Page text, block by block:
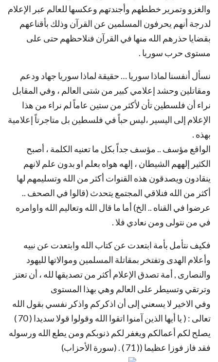
والغزو وتمرير خططهم وأجندتهم وعكسها للعالم عبر الإعلام
لدرجة أنهم يحرفون المسلمين عن القرآن وذلك بأقناعهم
بقضايا حذرهم الله منها في القرآن فنلاحظهم حتى على
مستوى حرب سوريا .
نسأل أنفسنا لماذا سوريا … حقيقة لماذا سوريا جهاد ودعم
ومقاتلين وحشد إعلامي كبير من شتى العالم ، وفي المقابل
نراء أن فلسطين تأن لأكثر من ستين عاماً لم نراء من هذا
الإعلام إلى اليسير ،ليس حباً في فلسطين بل متاجرتاً إعلامية
بهذه .
الواقع مؤسف .. مؤسف جداً بكل ما تعنيه الكلمة ، أصبح
الكثير إلههم الشيطان ، إلهه هواه بعلم او بدون علم لانهم
ينقادون ويصدقون هذه القنوات أكثر من الله وتسليمهم لها
أكثر من الله فنلاقي المجتمع يتحدث (قالوا في الصحف ..
عرضوا في القناه .. الخ) أما ما قال الله وتعاليم الله واوامره
في من نتولى ومن نعادي فلا .
فكيف نتأمل بأمة ابتعدت عن كتاب الله وابتعدت عن نبيه
وأعلام الهدى وتفتخر بمقاتلة المسلمين وموالاتها لليهود
والنصارى , أمة تصدق الإعلام أكثر من تصديقها لله ، أن تعتز
وترتقي وتسيطر على العالم وهي بهذا المستوى
وفي الاخير لا يسعني إلى أن اذكركم واذكر نفسي بقول الله
تعالى : ( يا أيها الذين آمنوا اتقوا الله وقولوا قولا سديدا ( 70 )
يصلح لكم أعمالكم ويغفر لكم ذنوبكم ومن يطع الله ورسوله
فقد فاز فوزا عظيما (( 71 ) . (سورة الأحزاب)